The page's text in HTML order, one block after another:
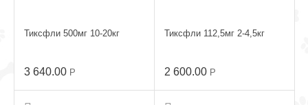
Тиксфли 500мг 10-20кг
3 640.00 Р
Тиксфли 112,5мг 2-4,5кг
2 600.00 Р